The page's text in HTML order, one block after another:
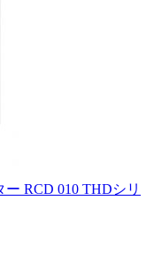
RCD 010 THDシリ